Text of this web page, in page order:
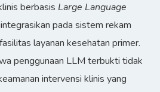
berbasis Large Language
pada sistem rekam
layanan kesehatan primer.
penggunaan LLM terbukti tidak
intervensi klinis yang